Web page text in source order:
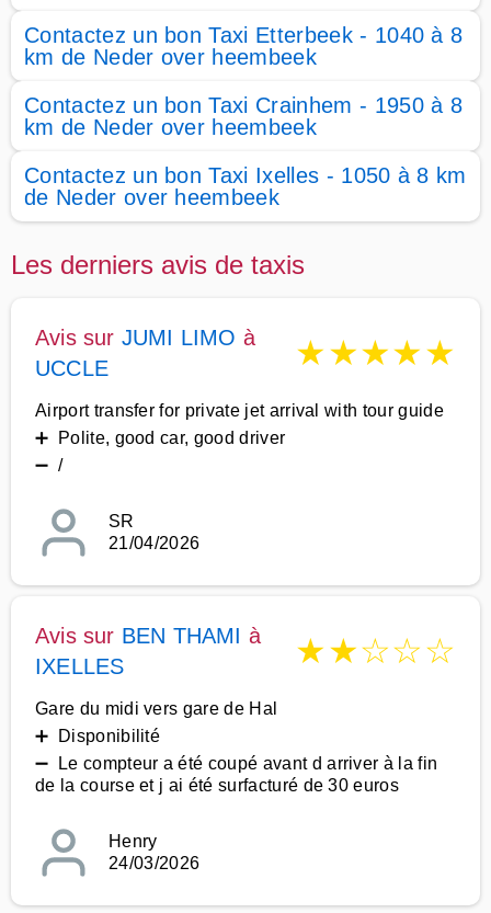
Contactez un bon Taxi Etterbeek - 1040 à 8
km de Neder over heembeek
Contactez un bon Taxi Crainhem - 1950 à 8
km de Neder over heembeek
Contactez un bon Taxi Ixelles - 1050 à 8 km
de Neder over heembeek
Les derniers avis de taxis
Avis sur JUMI LIMO à
UCCLE
★★★★★
Airport transfer for private jet arrival with tour guide
➕ Polite, good car, good driver
➖ /
SR
21/04/2026
Avis sur BEN THAMI à
IXELLES
★★☆☆☆
Gare du midi vers gare de Hal
➕ Disponibilité
➖ Le compteur a été coupé avant d arriver à la fin
de la course et j ai été surfacturé de 30 euros
Henry
24/03/2026